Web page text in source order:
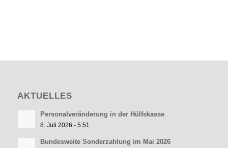
AKTUELLES
Personalveränderung in der Hülfskasse
8. Juli 2026 - 5:51
Bundesweite Sonderzahlung im Mai 2026